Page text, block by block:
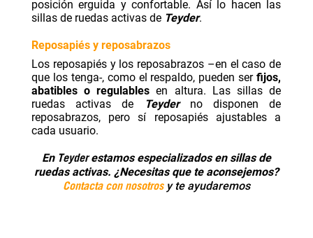
posición erguida y confortable. Así lo hacen las
sillas de ruedas activas de Teyder.
Reposapiés y reposabrazos
Los reposapiés y los reposabrazos –en el caso de
que los tenga-, como el respaldo, pueden serfijos,
abatibles o regulables en altura. Las sillas de
ruedas activas de
Teyder
no disponen de
reposabrazos, pero sí reposapiés ajustables a
cada usuario.
En Teyderestamos especializados en sillas de
ruedas activas. ¿Necesitas que te aconsejemos?
Contacta con nosotrosy te ayudaremos